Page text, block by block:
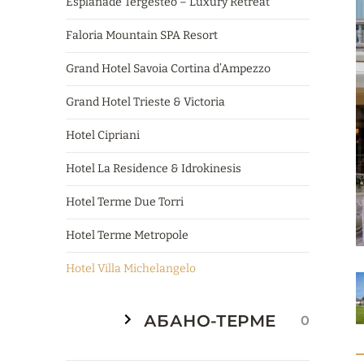
Faloria Mountain SPA Resort
Grand Hotel Savoia Cortina d’Ampezzo
Grand Hotel Trieste & Victoria
Hotel Cipriani
Hotel La Residence & Idrokinesis
Hotel Terme Due Torri
Hotel Terme Metropole
Hotel Villa Michelangelo
АБАНО-ТЕРМЕ 0